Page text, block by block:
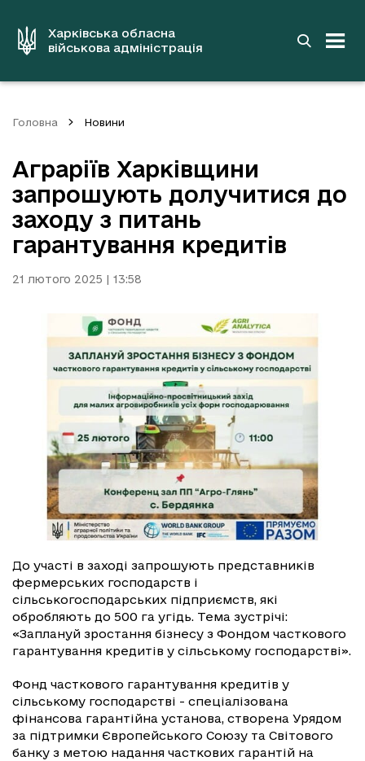
вмістуХарківська обласна
військова адміністрація
Головна Новини
Аграріїв Харківщини
запрошують долучитися до
заходу з питань
гарантування кредитів
21 лютого 2025 | 13:58
До участі в заході запрошують представників
фермерських господарств і
сільськогосподарських підприємств, які
обробляють до 500 га угідь. Тема зустрічі:
«Заплануй зростання бізнесу з Фондом часткового
гарантування кредитів у сільському господарстві».
Фонд часткового гарантування кредитів у
сільському господарстві - спеціалізована
фінансова гарантійна установа, створена Урядом
за підтримки Європейського Союзу та Світового
банку з метою надання часткових гарантій на